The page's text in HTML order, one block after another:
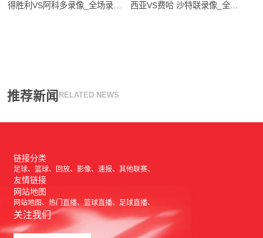
得胜利VS阿科多录像_全场录像
西亚VS费哈 沙特联录像_全场
推荐新闻 RELATED NEWS
链接分类
足球 篮球 回放 影像 速报 其他联赛
友情链接
网站地图
网站地图 热门直播 篮球直播 足球直播
关注我们